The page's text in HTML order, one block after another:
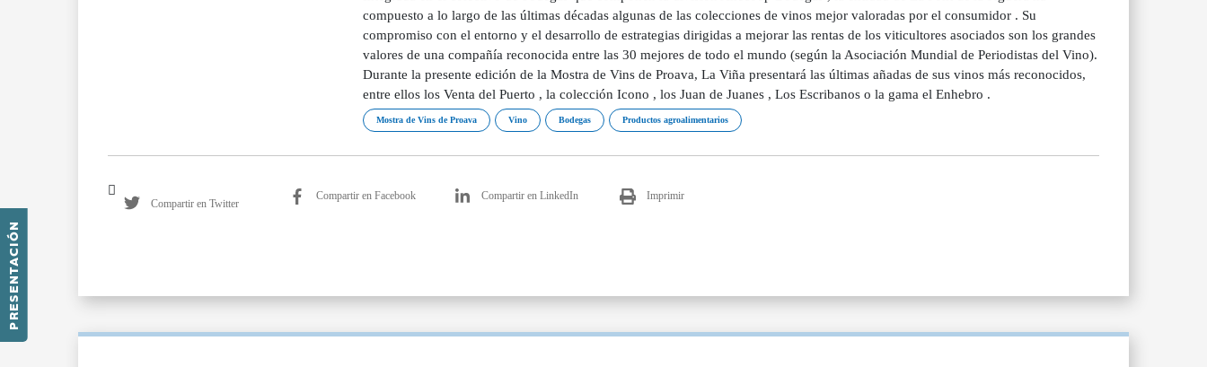
PRESENTACIÓN
compuesto a lo largo de las últimas décadas algunas de las colecciones de vinos mejor valoradas por el consumidor . Su
compromiso con el entorno y el desarrollo de estrategias dirigidas a mejorar las rentas de los viticultores asociados son los grandes
valores de una compañía reconocida entre las 30 mejores de todo el mundo (según la Asociación Mundial de Periodistas del Vino).
Durante la presente edición de la Mostra de Vins de Proava, La Viña presentará las últimas añadas de sus vinos más reconocidos,
entre ellos los Venta del Puerto , la colección Icono , los Juan de Juanes , Los Escribanos o la gama el Enhebro .
Mostra de Vins de Proava Vino Bodegas Productos agroalimentarios
Compartir en Twitter
Compartir en Facebook Compartir en LinkedIn Imprimir